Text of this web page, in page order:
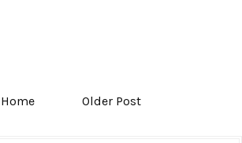
Home Older Post